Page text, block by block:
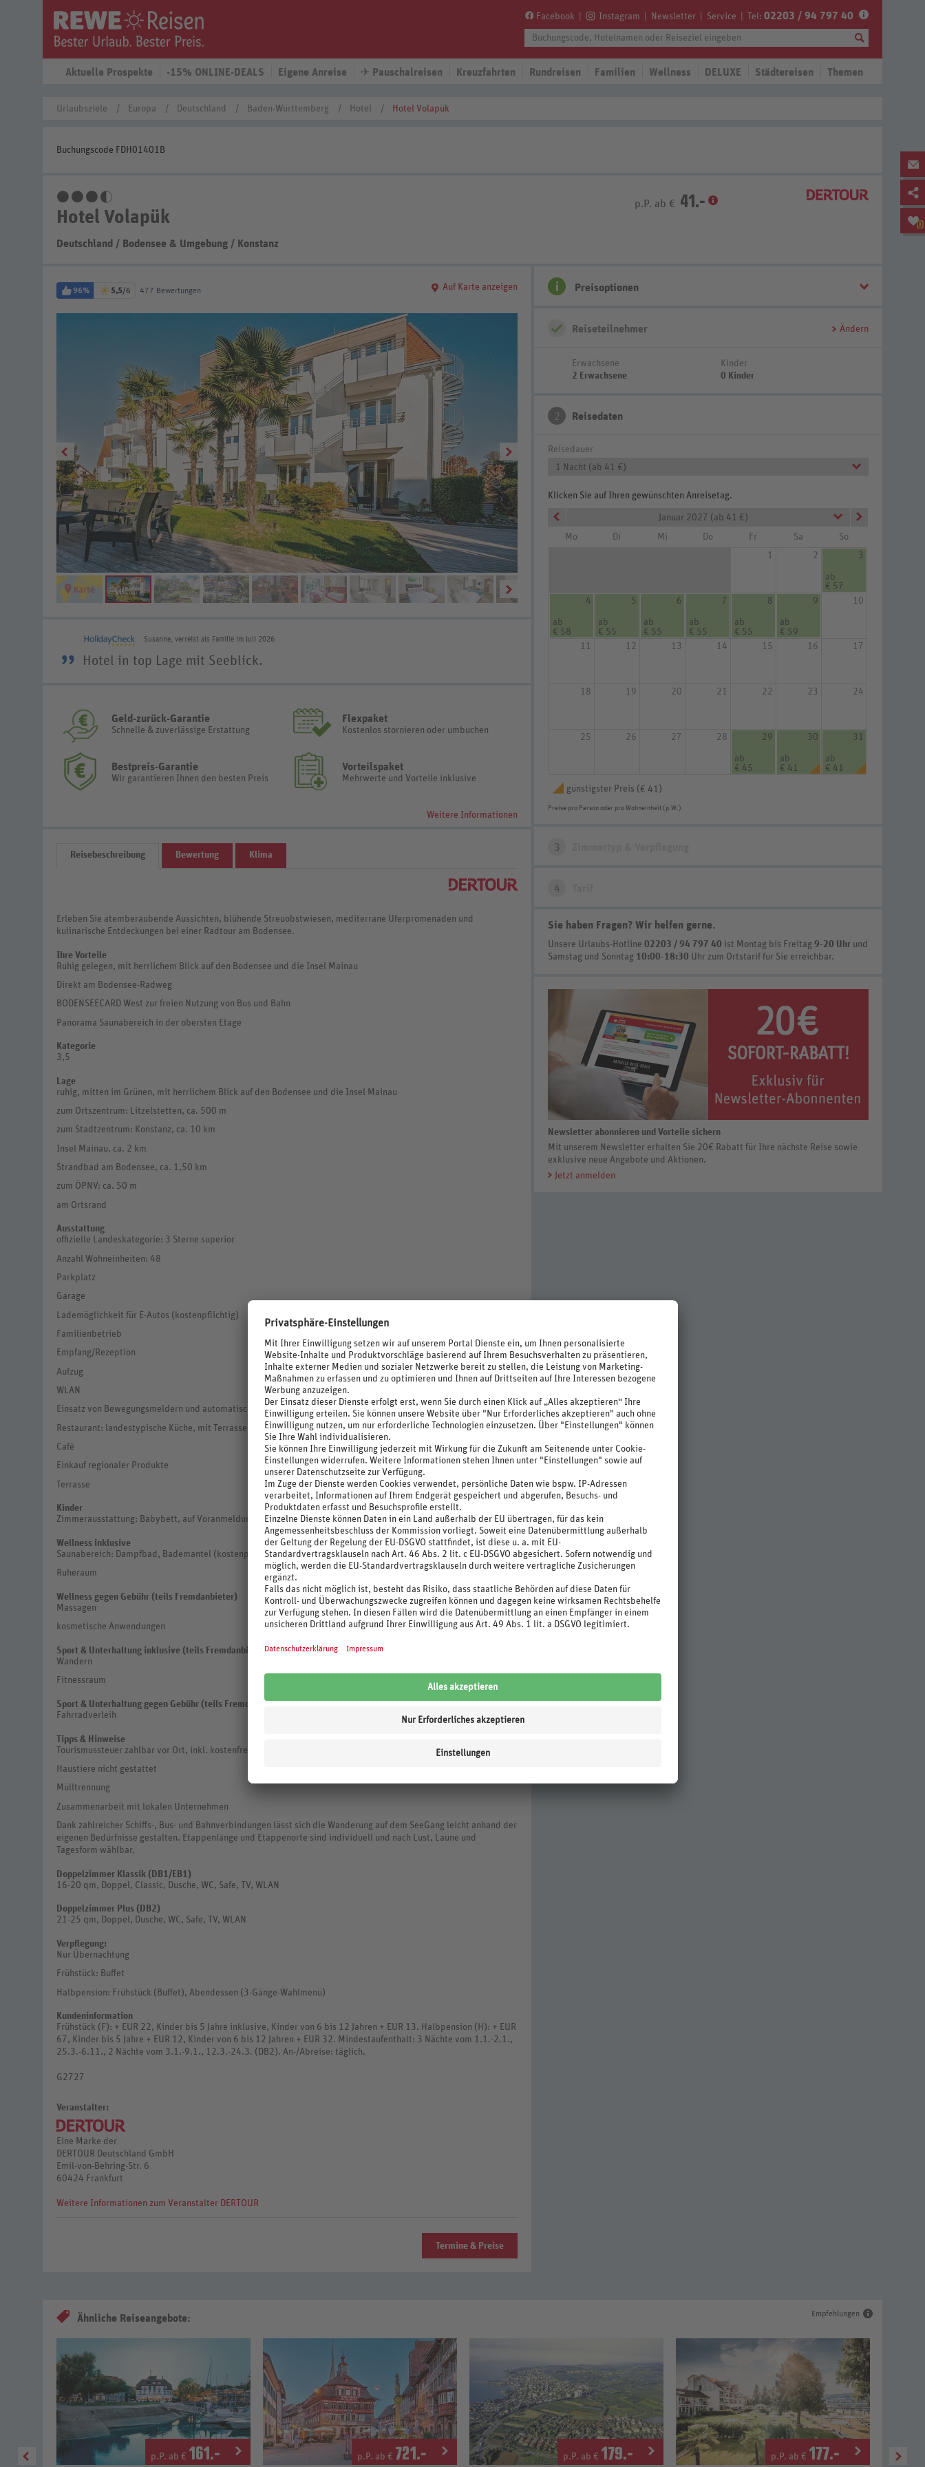
Facebook Instagram Newsletter Service Tel: 02203 / 94 797 40
Aktuelle Prospekte -15% ONLINE-DEALS Eigene Anreise ✈ Pauschalreisen Kreuzfahrten Rundreisen Familien Wellness DELUXE Städtereisen Themen
0
Urlaubsziele Europa Deutschland Baden-Württemberg Hotel Hotel Volapük
Buchungscode FDH01401B
Hotel Volapük
Deutschland / Bodensee & Umgebung / Konstanz
p.P. ab € 41.-
96% 5,5/6 477 Bewertungen Auf Karte anzeigen
Susanne, verreist als Familie im Juli 2026
” Hotel in top Lage mit Seeblick.
Geld-zurück-Garantie
Schnelle & zuverlässige Erstattung
Flexpaket
Kostenlos stornieren oder umbuchen
Bestpreis-Garantie
Wir garantieren Ihnen den besten Preis
Vorteilspaket
Mehrwerte und Vorteile inklusive
Weitere Informationen
Reisebeschreibung Bewertung Klima
Erleben Sie atemberaubende Aussichten, blühende Streuobstwiesen, mediterrane Uferpromenaden und
kulinarische Entdeckungen bei einer Radtour am Bodensee.
Ihre Vorteile
Ruhig gelegen, mit herrlichem Blick auf den Bodensee und die Insel Mainau
Direkt am Bodensee-Radweg
BODENSEECARD West zur freien Nutzung von Bus und Bahn
Panorama Saunabereich in der obersten Etage
Kategorie
3,5
Lage
ruhig, mitten im Grünen, mit herrlichem Blick auf den Bodensee und die Insel Mainau
zum Ortszentrum: Litzelstetten, ca. 500 m
zum Stadtzentrum: Konstanz, ca. 10 km
Insel Mainau, ca. 2 km
Strandbad am Bodensee, ca. 1,50 km
zum ÖPNV: ca. 50 m
am Ortsrand
Ausstattung
offizielle Landeskategorie: 3 Sterne superior
Anzahl Wohneinheiten: 48
Parkplatz
Garage
Lademöglichkeit für E-Autos (kostenpflichtig)
Familienbetrieb
Empfang/Rezeption
Aufzug
WLAN
Einsatz von Bewegungsmeldern und automatischen Timern
Restaurant: landestypische Küche, mit Terrasse
Café
Einkauf regionaler Produkte
Terrasse
Kinder
Zimmerausstattung: Babybett, auf Voranmeldung
Wellness inklusive
Saunabereich: Dampfbad, Bademantel (kostenpflichtig), Badeslipper (kostenpflichtig)
Ruheraum
Wellness gegen Gebühr (teils Fremdanbieter)
Massagen
kosmetische Anwendungen
Sport & Unterhaltung inklusive (teils Fremdanbieter)
Wandern
Fitnessraum
Sport & Unterhaltung gegen Gebühr (teils Fremdanbieter)
Fahrradverleih
Tipps & Hinweise
Tourismussteuer zahlbar vor Ort, inkl. kostenfreie Nutzung der Stadtbusse in Konstanz
Haustiere nicht gestattet
Mülltrennung
Zusammenarbeit mit lokalen Unternehmen
Dank zahlreicher Schiffs-, Bus- und Bahnverbindungen lässt sich die Wanderung auf dem SeeGang leicht anhand der
eigenen Bedürfnisse gestalten. Etappenlänge und Etappenorte sind individuell und nach Lust, Laune und
Tagesform wählbar.
Doppelzimmer Klassik (DB1/EB1)
16-20 qm, Doppel, Classic, Dusche, WC, Safe, TV, WLAN
Doppelzimmer Plus (DB2)
21-25 qm, Doppel, Dusche, WC, Safe, TV, WLAN
Verpflegung:
Nur Übernachtung
Frühstück: Buffet
Halbpension: Frühstück (Buffet), Abendessen (3-Gänge-Wahlmenü)
Kundeninformation
Frühstück (F): + EUR 22, Kinder bis 5 Jahre inklusive, Kinder von 6 bis 12 Jahren + EUR 13. Halbpension (H): + EUR
67, Kinder bis 5 Jahre + EUR 12, Kinder von 6 bis 12 Jahren + EUR 32. Mindestaufenthalt: 3 Nächte vom 1.1.-2.1.,
25.3.-6.11., 2 Nächte vom 3.1.-9.1., 12.3.-24.3. (DB2). An-/Abreise: täglich.
G2727
Veranstalter:
Eine Marke der
DERTOUR Deutschland GmbH
Emil-von-Behring-Str. 6
60424 Frankfurt
Weitere Informationen zum Veranstalter DERTOUR
Termine & Preise
Preisoptionen
Reiseteilnehmer Ändern
Erwachsene
2 Erwachsene
Kinder
0 Kinder
2 Reisedaten
Reisedauer
1 Nacht (ab 41 €)
Klicken Sie auf Ihren gewünschten Anreisetag.
Januar 2027 (ab 41 €)
Mo
Di Mi Do Fr Sa
So
1
2 3
ab
€ 57
4
ab
€ 58
5
ab
€ 55
6
ab
€ 55
7
ab
€ 55
8
ab
€ 55
9
ab
€ 59
10
11 12 13 14 15 16 17
18 19 20 21 22 23 24
25 26 27 28 29
ab
€ 45
30
ab
€ 41
31
ab
€ 41
günstigster Preis (€ 41 )
Preise pro Person oder pro Wohneinheit (p.W.).
3
4
Sie haben Fragen? Wir helfen gerne.
Unsere Urlaubs-Hotline 02203 / 94 797 40 ist Montag bis Freitag 9-20 Uhr und
Samstag und Sonntag 10:00-18:30 Uhr zum Ortstarif für Sie erreichbar.
Newsletter abonnieren und Vorteile sichern
Mit unserem Newsletter erhalten Sie 20€ Rabatt für Ihre nächste Reise sowie
exklusive neue Angebote und Aktionen.
Jetzt anmelden
Empfehlungen
Ähnliche Reiseangebote:
p.P. ab € 161.- p.P. ab € 721.- p.P. ab € 179.- p.P. ab € 177.-